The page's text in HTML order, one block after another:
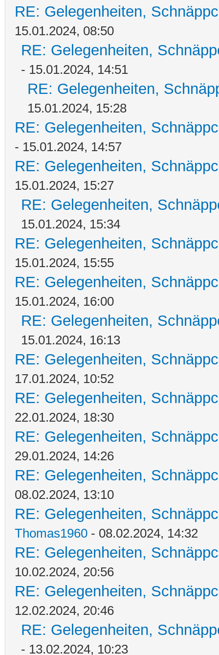
RE: Gelegenheiten,
15.01.2024, 08:50
RE: Gelegenheiten,
- 15.01.2024, 14:51
RE: Gelegenheiten,
15.01.2024, 15:28
RE: Gelegenheiten,
- 15.01.2024, 14:57
RE: Gelegenheiten,
15.01.2024, 15:27
RE: Gelegenheiten,
15.01.2024, 15:34
RE: Gelegenheiten,
15.01.2024, 15:55
RE: Gelegenheiten,
15.01.2024, 16:00
RE: Gelegenheiten,
15.01.2024, 16:13
RE: Gelegenheiten,
17.01.2024, 10:52
RE: Gelegenheiten,
22.01.2024, 18:30
RE: Gelegenheiten,
29.01.2024, 14:26
RE: Gelegenheiten,
08.02.2024, 13:10
RE: Gelegenheiten,
Thomas1960 - 08.02.2024, 14:32
RE: Gelegenheiten,
10.02.2024, 20:56
RE: Gelegenheiten,
12.02.2024, 20:46
RE: Gelegenheiten,
- 13.02.2024, 10:23